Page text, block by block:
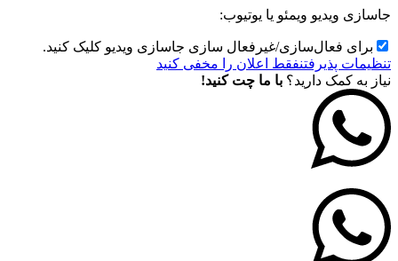
جاسازی ویدیو ویمئو یا یوتیوب:
برای فعال‌سازی/غیرفعال سازی جاسازی ویدیو کلیک کنید.
تنظیمات پذیرفتنفقط اعلان را مخفی کنید
نیاز به کمک دارید؟ با ما چت کنید!